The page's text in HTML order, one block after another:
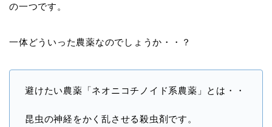
の一つです。
一体どういった農薬なのでしょうか・・？
避けたい農薬「ネオニコチノイド系農薬」とは・・
昆虫の神経をかく乱させる殺虫剤です。